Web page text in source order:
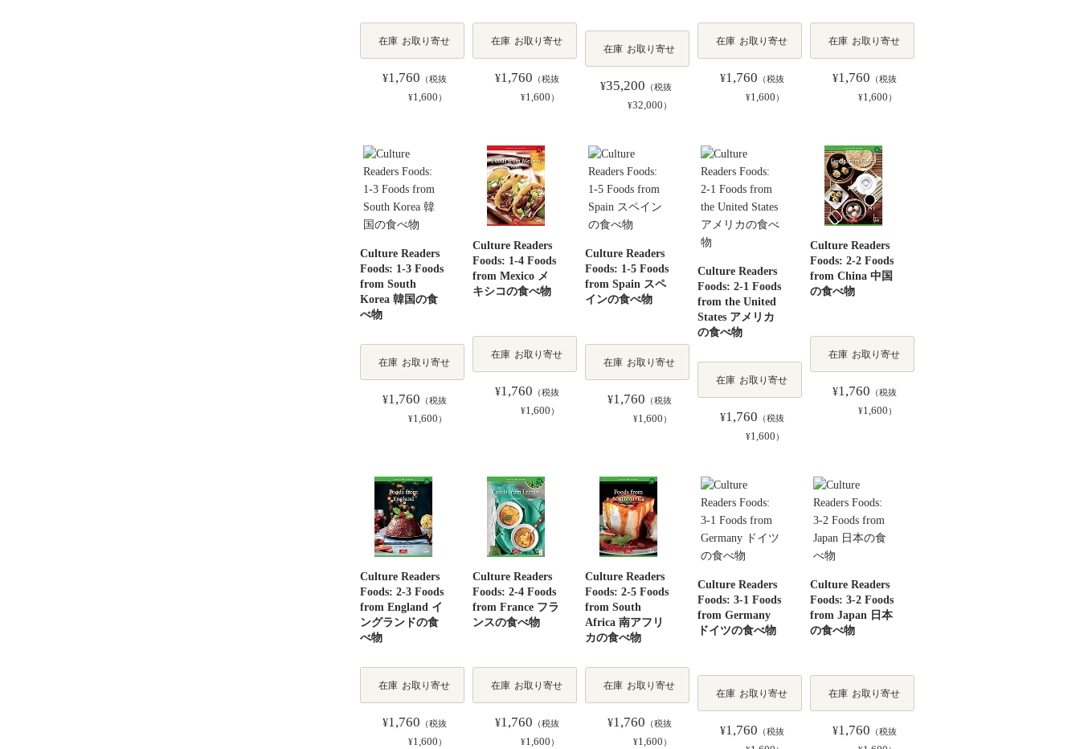
在庫 お取り寄せ
¥1,760 （税抜
¥1,600 ）
在庫 お取り寄せ
¥1,760 （税抜
¥1,600 ）
在庫 お取り寄せ
¥35,200 （税抜
¥32,000 ）
在庫 お取り寄せ
¥1,760 （税抜
¥1,600 ）
在庫 お取り寄せ
¥1,760 （税抜
¥1,600 ）
Culture Readers
Foods: 1-3 Foods
from South
Korea 韓国の食
べ物
在庫 お取り寄せ
¥1,760 （税抜
¥1,600 ）
Culture Readers
Foods: 1-4 Foods
from Mexico メ
キシコの食べ物
在庫 お取り寄せ
¥1,760 （税抜
¥1,600 ）
Culture Readers
Foods: 1-5 Foods
from Spain スペ
インの食べ物
在庫 お取り寄せ
¥1,760 （税抜
¥1,600 ）
Culture Readers
Foods: 2-1 Foods
from the United
States アメリカ
の食べ物
在庫 お取り寄せ
¥1,760 （税抜
¥1,600 ）
Culture Readers
Foods: 2-2 Foods
from China 中国
の食べ物
在庫 お取り寄せ
¥1,760 （税抜
¥1,600 ）
Culture Readers
Foods: 2-3 Foods
from England イ
ングランドの食
べ物
在庫 お取り寄せ
¥1,760 （税抜
¥1,600 ）
Culture Readers
Foods: 2-4 Foods
from France フラ
ンスの食べ物
在庫 お取り寄せ
¥1,760 （税抜
¥1,600 ）
Culture Readers
Foods: 2-5 Foods
from South
Africa 南アフリ
カの食べ物
在庫 お取り寄せ
¥1,760 （税抜
¥1,600 ）
Culture Readers
Foods: 3-1 Foods
from Germany
ドイツの食べ物
在庫 お取り寄せ
¥1,760 （税抜
Culture Readers
Foods: 3-2 Foods
from Japan 日本
の食べ物
在庫 お取り寄せ
¥1,760 （税抜